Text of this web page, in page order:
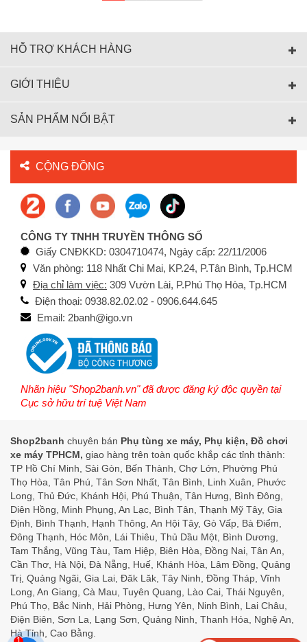
HỖ TRỢ KHÁCH HÀNG
GIỚI THIỆU
SẢN PHẨM NỔI BẬT
CỘNG ĐỒNG
CÔNG TY TNHH TRUYỀN THÔNG SỐ
Giấy CNĐKKD: 0304710474, Ngày cấp: 22/11/2006
Văn phòng: 118 Nhất Chi Mai, KP.24, P.Tân Bình, Tp.HCM
Địa chỉ làm việc: 309 Vườn Lài, P.Phú Thọ Hòa, Tp.HCM
Điện thoại: 0938.82.02.02 - 0906.644.645
Email: 2banh@igo.vn
Nhãn hiệu "Shop2banh.vn" đã được đăng ký độc quyền tại
Cục sở hữu trí tuệ Việt Nam
Shop2banh chuyên bán Phụ tùng xe máy, Phụ kiện, Đồ chơi
xe máy TPHCM, giao hàng trên toàn quốc khắp các tỉnh thành:
TP Hồ Chí Minh, Sài Gòn, Bến Thành, Chợ Lớn, Phường Phú
Thọ Hòa, Tân Phú, Tân Sơn Nhất, Tân Bình, Linh Xuân, Phước
Long, Thủ Đức, Khánh Hội, Phú Thuận, Tân Hưng, Bình Đông,
Diên Hồng, Minh Phụng, An Lạc, Bình Tân, Thạnh Mỹ Tây, Gia
Định, Bình Thạnh, Hạnh Thông, An Hội Tây, Gò Vấp, Bà Điểm,
Đông Thạnh, Hóc Môn, Lái Thiêu, Thủ Dầu Một, Bình Dương,
Tam Thắng, Vũng Tàu, Tam Hiệp, Biên Hòa, Đồng Nai, Tân An,
Cần Thơ, Hà Nội, Đà Nẵng, Huế, Khánh Hòa, Lâm Đồng, Quảng
Trị, Quảng Ngãi, Gia Lai, Đăk Lăk, Tây Ninh, Đồng Tháp, Vĩnh
Long, An Giang, Cà Mau, Tuyên Quang, Lào Cai, Thái Nguyên,
Phú Thọ, Bắc Ninh, Hải Phòng, Hưng Yên, Ninh Bình, Lai Châu,
Điện Biên, Sơn La, Lạng Sơn, Quảng Ninh, Thanh Hóa, Nghệ An,
Hà Tỉnh, Cao Bằng.